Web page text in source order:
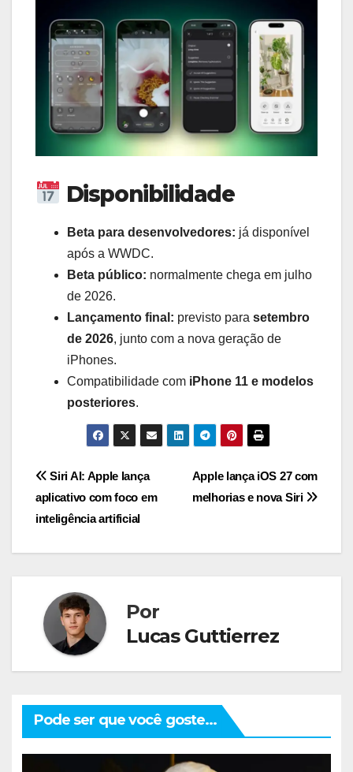
Disponibilidade
Beta para desenvolvedores: já disponível
após a WWDC.
Beta público: normalmente chega em julho
de 2026.
Lançamento final: previsto para setembro
de 2026, junto com a nova geração de
iPhones.
Compatibilidade com iPhone 11 e modelos
posteriores.
Navegação
de
Post
Apple lança iOS 27 com
melhorias e nova Siri
Siri AI: Apple lança
aplicativo com foco em
inteligência artificial
Por
Lucas Guttierrez
Pode ser que você goste...